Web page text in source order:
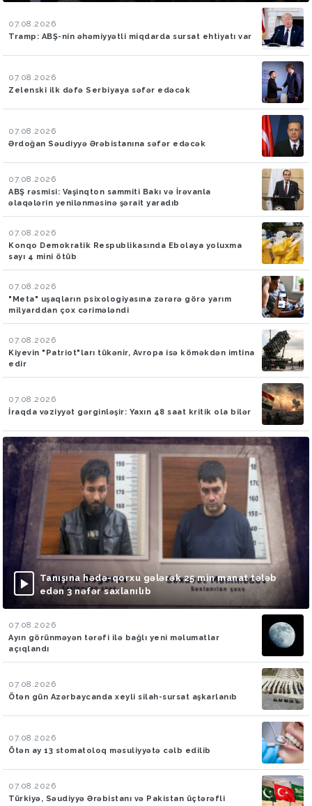
07.08.2026
Tramp: ABŞ-nin əhəmiyyətli miqdarda sursat ehtiyatı var
07.08.2026
Zelenski ilk dəfə Serbiyaya səfər edəcək
07.08.2026
Ərdoğan Səudiyyə Ərəbistanına səfər edəcək
07.08.2026
ABŞ rəsmisi: Vaşinqton sammiti Bakı və İrəvanla
əlaqələrin yenilənməsinə şərait yaradıb
07.08.2026
Konqo Demokratik Respublikasında Ebolaya yoluxma
sayı 4 mini ötüb
07.08.2026
"Meta" uşaqların psixologiyasına zərərə görə yarım
milyarddan çox cərimələndi
07.08.2026
Kiyevin "Patriot"ları tükənir, Avropa isə köməkdən imtina
edir
07.08.2026
İraqda vəziyyət gərginləşir: Yaxın 48 saat kritik ola bilər
Tanışına hədə-qorxu gələrək 25 min manat tələb
edən 3 nəfər saxlanılıb
07.08.2026
Ayın görünməyən tərəfi ilə bağlı yeni məlumatlar
açıqlandı
07.08.2026
Ötən gün Azərbaycanda xeyli silah-sursat aşkarlanıb
07.08.2026
Ötən ay 13 stomatoloq məsuliyyətə cəlb edilib
07.08.2026
Türkiyə, Səudiyyə Ərəbistanı və Pakistan üçtərəfli